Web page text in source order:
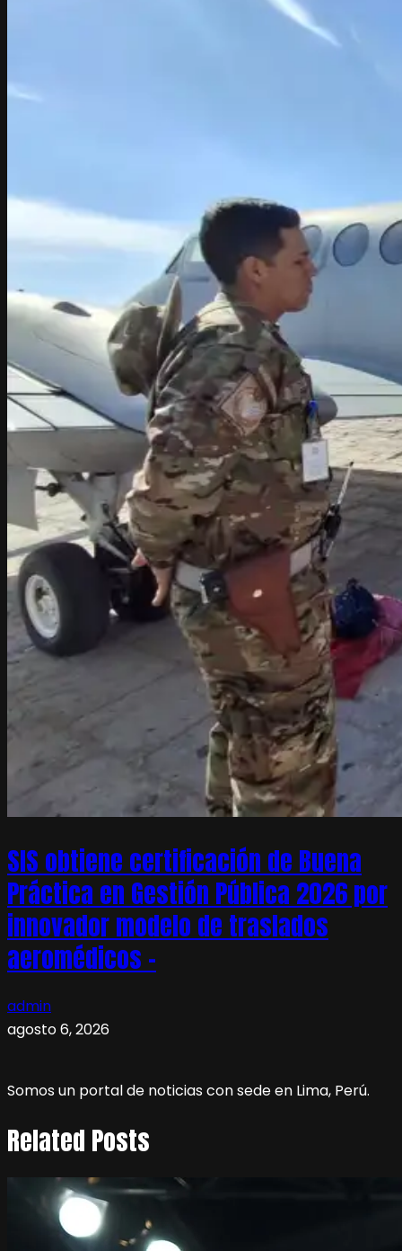
SIS obtiene certificación de Buena
Práctica en Gestión Pública 2026 por
innovador modelo de traslados
aeromédicos –
admin
agosto 6, 2026
Somos un portal de noticias con sede en Lima, Perú.
Related Posts